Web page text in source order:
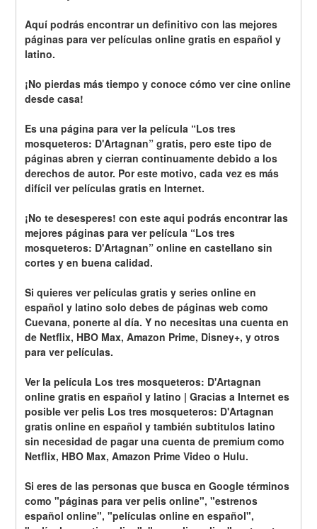
Aquí podrás encontrar un definitivo con las mejores
páginas para ver películas online gratis en español y
latino.
¡No pierdas más tiempo y conoce cómo ver cine online
desde casa!
Es una página para ver la película “Los tres
mosqueteros: D'Artagnan” gratis, pero este tipo de
páginas abren y cierran continuamente debido a los
derechos de autor. Por este motivo, cada vez es más
difícil ver películas gratis en Internet.
¡No te desesperes! con este aqui podrás encontrar las
mejores páginas para ver película “Los tres
mosqueteros: D'Artagnan” online en castellano sin
cortes y en buena calidad.
Si quieres ver películas gratis y series online en
español y latino solo debes de páginas web como
Cuevana, ponerte al día. Y no necesitas una cuenta en
de Netflix, HBO Max, Amazon Prime, Disney+, y otros
para ver películas.
Ver la película Los tres mosqueteros: D'Artagnan
online gratis en español y latino | Gracias a Internet es
posible ver pelis Los tres mosqueteros: D'Artagnan
gratis online en español y también subtitulos latino
sin necesidad de pagar una cuenta de premium como
Netflix, HBO Max, Amazon Prime Video o Hulu.
Si eres de las personas que busca en Google términos
como "páginas para ver pelis online", "estrenos
español online", "películas online en español",